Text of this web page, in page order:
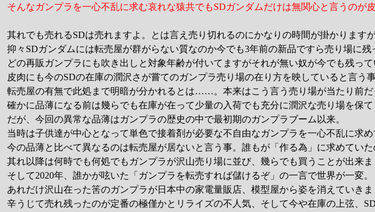
そんなガンプラを一心不乱に求む哀れな猿共でもSDガンダムだけは無関心と言うのが皮
其れでも売れるSDは売れますよ。とは言え売り切れるのにかなりの時間が掛かりますが
抑々SDガンダムには転売屋が群がらない質なのか今でも3年前の新品ですら売り場に残
どの再販ガンプラにも吹き出しと対象年齢が付いてますがそれが無い奴が今でも残って
皮肉にも今のSDの在庫の潤沢さが嘗てのガンプラ売り場の在り方を映していると言う事
転売屋の有無で此処まで明暗が分かれるとは……。本来はこう言う売り場が当たり前
確かに品薄になる前は幾らでも在庫が在って少量の入荷でも充分に潤沢な売り場を保て
だが、今回の異常な品薄はガンプラの歴史の中で最初期のガンプラブーム以来。
当時は子供達が中心となって単色で接着剤が必要な不自由なガンプラを一心不乱に求め
今の品薄と比べて異なるのは転売屋が居ないと言う事。誰もが「作る為」に求めていた
其れ以降は何時でも何処でもガンプラが沢山売り場に並び、幾らでも買うことが出来ま
そして2020年、誰かが呟いた「ガンプラを転売すれば儲けるぞ」の一言で世界が一変。
あれだけ沢山在った筈のガンプラが日本中の家電量販店、模型屋から姿を消えていきま
辛うじて売れ残ったのが定番の極僅かとリライズの不人気、そして今や在庫の上弦、SD